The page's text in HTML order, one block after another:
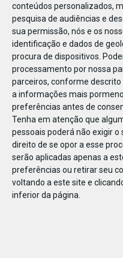
conteúdos personalizados,
pesquisa de audiências e
sua permissão, nós e os
identificação e dados de
procura de dispositivos.
processamento por nossa
parceiros, conforme
a informações mais
preferências antes de
Tenha em atenção que
pessoais poderá não exigir
direito de se opor a esse
serão aplicadas apenas a
preferências ou retirar seu
voltando a este site e
inferior da página.